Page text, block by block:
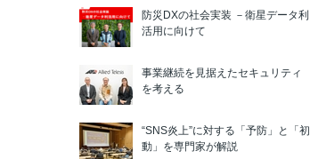
防災DXの社会実装 －衛星データ利
活用に向けて
事業継続を見据えたセキュリティ
を考える
“SNS炎上”に対する「予防」と「初
動」を専門家が解説